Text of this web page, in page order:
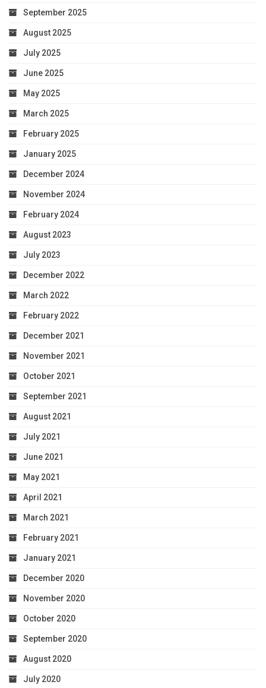
September 2025
August 2025
July 2025
June 2025
May 2025
March 2025
February 2025
January 2025
December 2024
November 2024
February 2024
August 2023
July 2023
December 2022
March 2022
February 2022
December 2021
November 2021
October 2021
September 2021
August 2021
July 2021
June 2021
May 2021
April 2021
March 2021
February 2021
January 2021
December 2020
November 2020
October 2020
September 2020
August 2020
July 2020